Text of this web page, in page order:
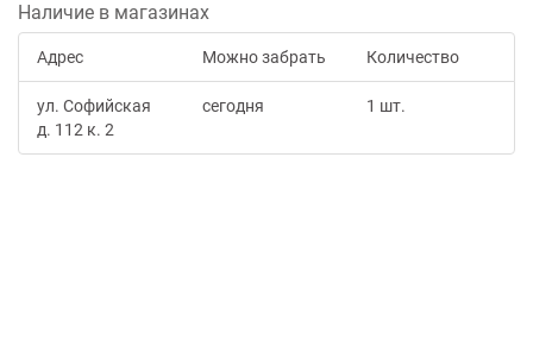
Наличие в магазинах
Адрес Можно забрать Количество
ул. Софийская
д. 112 к. 2
сегодня 1 шт.